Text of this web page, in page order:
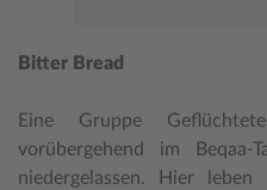
Bitter Bread
Eine Gruppe
vorübergehend im Beqaa-
niedergelassen. Hier